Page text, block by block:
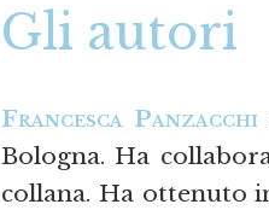
Gli autori
Francesca Panzacchi
Bologna. Ha
collana. Ha ottenuto